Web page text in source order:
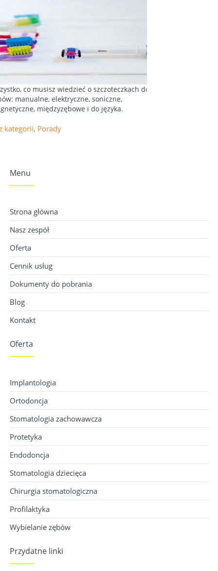
co musisz wiedzieć o szczoteczkach do
manualne, elektryczne, soniczne,
międzyzębowe i do języka.
kategorii, Porady
Menu
Strona główna
Nasz zespół
Oferta
Cennik usług
Dokumenty do pobrania
Blog
Kontakt
Oferta
Implantologia
Ortodoncja
Stomatologia zachowawcza
Protetyka
Endodoncja
Stomatologia dziecięca
Chirurgia stomatologiczna
Profilaktyka
Wybielanie zębów
Przydatne linki